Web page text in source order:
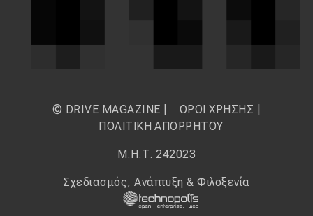
© DRIVE MAGAZINE | ΟΡΟΙ ΧΡΗΣΗΣ
ΠΟΛΙΤΙΚΗ ΑΠΟΡΡΗΤΟΥ
Μ.Η.Τ. 242023
Σχεδιασμός, Ανάπτυξη & Φιλοξενία